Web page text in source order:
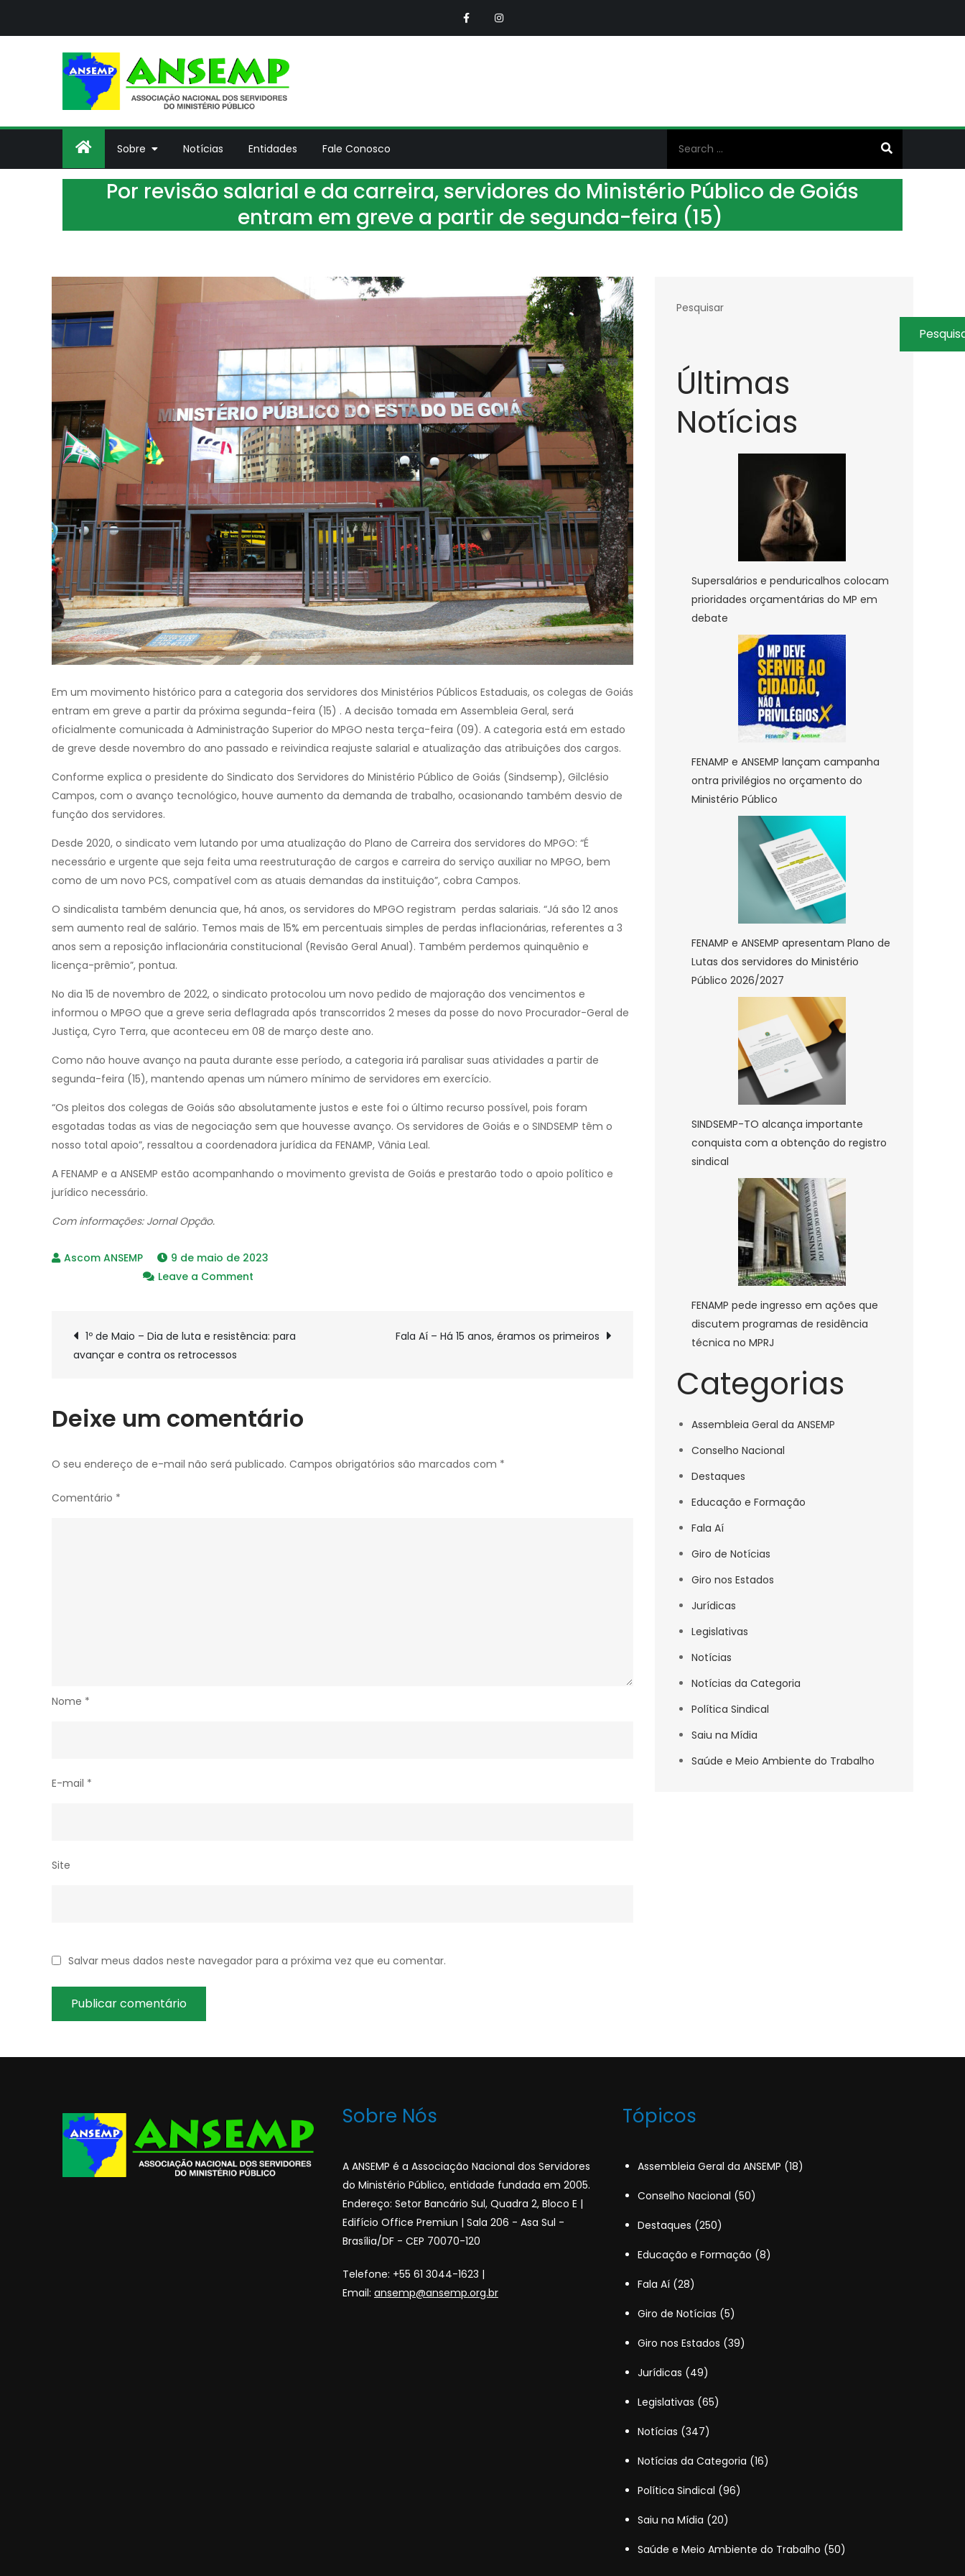
Sobre Notícias Entidades Fale Conosco
for:
Por revisão salarial e da carreira, servidores do Ministério Público de Goiás
entram em greve a partir de segunda-feira (15)
Em um movimento histórico para a categoria dos servidores dos Ministérios Públicos Estaduais, os colegas de Goiás
entram em greve a partir da próxima segunda-feira (15) . A decisão tomada em Assembleia Geral, será
oficialmente comunicada à Administração Superior do MPGO nesta terça-feira (09). A categoria está em estado
de greve desde novembro do ano passado e reivindica reajuste salarial e atualização das atribuições dos cargos.
Conforme explica o presidente do Sindicato dos Servidores do Ministério Público de Goiás (Sindsemp), Gilclésio
Campos, com o avanço tecnológico, houve aumento da demanda de trabalho, ocasionando também desvio de
função dos servidores.
Desde 2020, o sindicato vem lutando por uma atualização do Plano de Carreira dos servidores do MPGO: “É
necessário e urgente que seja feita uma reestruturação de cargos e carreira do serviço auxiliar no MPGO, bem
como de um novo PCS, compatível com as atuais demandas da instituição”, cobra Campos.
O sindicalista também denuncia que, há anos, os servidores do MPGO registram perdas salariais. “Já são 12 anos
sem aumento real de salário. Temos mais de 15% em percentuais simples de perdas inflacionárias, referentes a 3
anos sem a reposição inflacionária constitucional (Revisão Geral Anual). Também perdemos quinquênio e
licença-prêmio”, pontua.
No dia 15 de novembro de 2022, o sindicato protocolou um novo pedido de majoração dos vencimentos e
informou o MPGO que a greve seria deflagrada após transcorridos 2 meses da posse do novo Procurador-Geral de
Justiça, Cyro Terra, que aconteceu em 08 de março deste ano.
Como não houve avanço na pauta durante esse período, a categoria irá paralisar suas atividades a partir de
segunda-feira (15), mantendo apenas um número mínimo de servidores em exercício.
“Os pleitos dos colegas de Goiás são absolutamente justos e este foi o último recurso possível, pois foram
esgotadas todas as vias de negociação sem que houvesse avanço. Os servidores de Goiás e o SINDSEMP têm o
nosso total apoio”, ressaltou a coordenadora jurídica da FENAMP, Vânia Leal.
A FENAMP e a ANSEMP estão acompanhando o movimento grevista de Goiás e prestarão todo o apoio político e
jurídico necessário.
Com informações: Jornal Opção.
9 de maio de 2023
Leave a Comment
salarial
servidores
do
Público
Navegação
Post
1º de Maio – Dia de luta e resistência: para
avançar e contra os retrocessos
Fala Aí – Há 15 anos, éramos os primeiros
Deixe um comentário
O seu endereço de e-mail não será publicado. Campos obrigatórios são marcados com *
Comentário *
Nome *
E-mail *
Site
Salvar meus dados neste navegador para a próxima vez que eu comentar.
Pesquisar
Últimas
Notícias
Supersalários e penduricalhos colocam
prioridades orçamentárias do MP em
debate
FENAMP e ANSEMP lançam campanha
ontra privilégios no orçamento do
Ministério Público
FENAMP e ANSEMP apresentam Plano de
Lutas dos servidores do Ministério
Público 2026/2027
SINDSEMP-TO alcança importante
conquista com a obtenção do registro
sindical
FENAMP pede ingresso em ações que
discutem programas de residência
técnica no MPRJ
Categorias
Assembleia Geral da ANSEMP
Conselho Nacional
Destaques
Educação e Formação
Fala Aí
Giro de Notícias
Giro nos Estados
Jurídicas
Legislativas
Notícias
Notícias da Categoria
Política Sindical
Saiu na Mídia
Saúde e Meio Ambiente do Trabalho
Sobre Nós
A ANSEMP é a Associação Nacional dos Servidores
do Ministério Público, entidade fundada em 2005.
Endereço: Setor Bancário Sul, Quadra 2, Bloco E |
Edifício Office Premiun | Sala 206 - Asa Sul -
Brasília/DF - CEP 70070-120
Telefone: +55 61 3044-1623 |
Email: ansemp@ansemp.org.br
Tópicos
Assembleia Geral da ANSEMP (18)
Conselho Nacional (50)
Destaques (250)
Educação e Formação (8)
Fala Aí(28)
Giro de Notícias (5)
Giro nos Estados (39)
Jurídicas (49)
Legislativas (65)
Notícias (347)
Notícias da Categoria (16)
Política Sindical (96)
Saiu na Mídia (20)
Saúde e Meio Ambiente do Trabalho (50)